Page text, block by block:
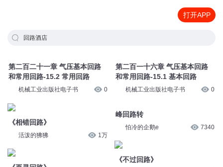
打开APP
回路酒店
第二百二十一章 气压基本回路
和常用回路-15.2 常用回路
机械工业出版社电子书 0
《相错回路》
活泼的狒狒 1万
第二百一十六章 气压基本回路
和常用回路-15.1 基本回路
机械工业出版社电子书 0
峰回路转
怕冷的企鹅e 7340
《不过回路》